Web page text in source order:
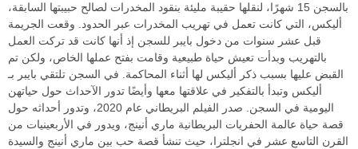
بالسجن 15 شهرًا، لنقلها حقيبة مليئة بنقود المخدرات لصالح حبيبتها السابقة،
أليكس، التي كانت تعمل في تهريب المخدرات عبر الحدود. وقعت الجريمة
قبل عشر سنوات من دخول بايبر للسجن إذ أنها كانت قد تركت العمل
بالتهريب وبدأت تعيش حياة طبيعية وقامت بفتح عملها الخاص، ولكن تم
القبض عليها بسبب ذكر أليكس لها أثناء المحاكمة. في السجن تلتقي بايبر بـ
أليكس وتبدأ بالتفكير في علاقتها معها وأيضًا تدور الآحداث حول حياتهن
اليومية في السجن. صدر الفيلم البريطاني عام 2020، وتدور أحداثه حول
قصة حياة عالمة الحفريات البريطانية ماري أنينج، ويدور في الأربعينيات من
القرن التاسع عشر في انجلترا، حيث تنشأ قصة حب بين ماري أنينج والسيدة